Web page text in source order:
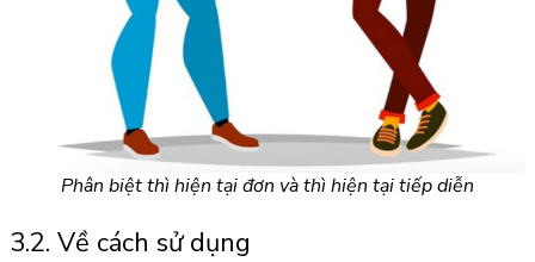
Phân biệt thì hiện tại đơn và thì hiện tại tiếp diễn
3.2. Về cách sử dụng